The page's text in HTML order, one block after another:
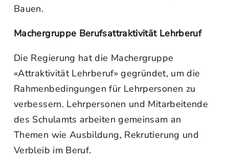
Bauen.
Machergruppe Berufsattraktivität Lehrberuf
Die Regierung hat die Machergruppe
«Attraktivität Lehrberuf» gegründet, um die
Rahmenbedingungen für Lehrpersonen zu
verbessern. Lehrpersonen und Mitarbeitende
des Schulamts arbeiten gemeinsam an
Themen wie Ausbildung, Rekrutierung und
Verbleib im Beruf.